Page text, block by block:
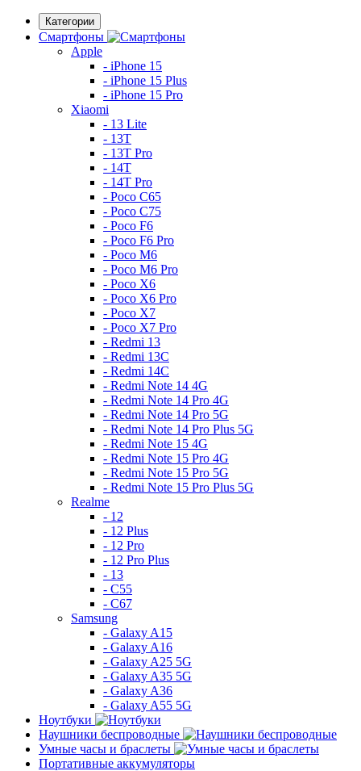
Категории
Смартфоны
Apple
- iPhone 15
- iPhone 15 Plus
- iPhone 15 Pro
Xiaomi
- 13 Lite
- 13T
- 13T Pro
- 14T
- 14T Pro
- Poco C65
- Poco C75
- Poco F6
- Poco F6 Pro
- Poco M6
- Poco M6 Pro
- Poco X6
- Poco X6 Pro
- Poco X7
- Poco X7 Pro
- Redmi 13
- Redmi 13C
- Redmi 14C
- Redmi Note 14 4G
- Redmi Note 14 Pro 4G
- Redmi Note 14 Pro 5G
- Redmi Note 14 Pro Plus 5G
- Redmi Note 15 4G
- Redmi Note 15 Pro 4G
- Redmi Note 15 Pro 5G
- Redmi Note 15 Pro Plus 5G
Realme
- 12
- 12 Plus
- 12 Pro
- 12 Pro Plus
- 13
- C55
- C67
Samsung
- Galaxy A15
- Galaxy A16
- Galaxy A25 5G
- Galaxy A35 5G
- Galaxy A36
- Galaxy A55 5G
Ноутбуки
Наушники беспроводные
Умные часы и браслеты
Портативные аккумуляторы